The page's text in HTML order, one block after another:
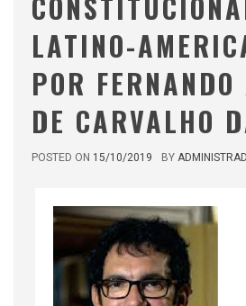
LATINO-
POR FERNANDO
DE CARVALHO
POSTED ON 15/10/2019 BY